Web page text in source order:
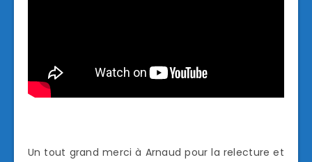
Un tout grand merci à Arnaud pour la relecture et